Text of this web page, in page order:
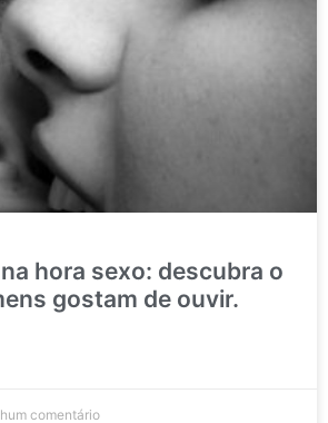
hora sexo: descubra o
gostam de ouvir.
comentário